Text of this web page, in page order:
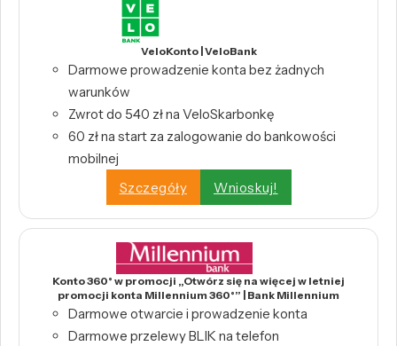
VeloKonto | VeloBank
Darmowe prowadzenie konta bez żadnych
warunków
Zwrot do 540 zł na VeloSkarbonkę
60 zł na start za zalogowanie do bankowości
mobilnej
Szczegóły
Wnioskuj!
Konto 360° w promocji „Otwórz się na więcej w letniej
promocji konta Millennium 360°” | Bank Millennium
Darmowe otwarcie i prowadzenie konta
Darmowe przelewy BLIK na telefon